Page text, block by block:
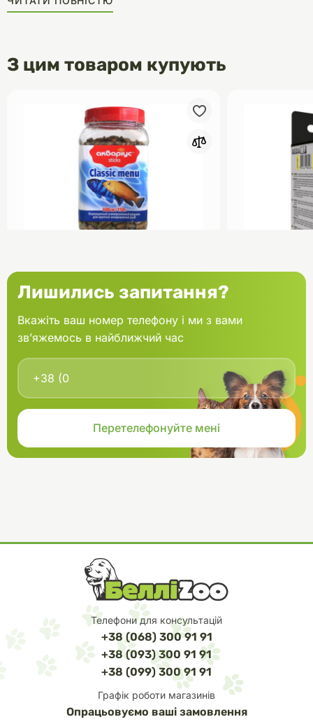
З цим товаром купують
банка 150 г
В кошик
Aquael
Лишились запитання?
Вкажіть ваш номер телефону і ми з вами
зв’яжемось в найближчий час
Телефони для консультацій
+38 (068) 300 91 91
+38 (093) 300 91 91
+38 (099) 300 91 91
Графік роботи магазинів
Опрацьовуємо ваші замовлення